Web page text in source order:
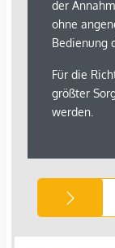
*Der Vertrag
gegenüber dem
gemachten
unverbindliche
Gewähr
entgegen dem